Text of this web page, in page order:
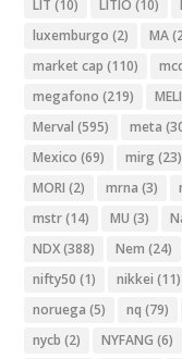
LIT (10) LITIO (10)
luxemburgo (2) MA
market cap (110)
megafono (219) MELI
Merval (595) meta
Mexico (69) mirg (23)
MORI (2) mrna (3)
mstr(14) MU (3)
NDX(388) Nem (24)
nifty50 (1) nikkei (11)
noruega (5) nq (79)
nycb (2) NYFANG (6)